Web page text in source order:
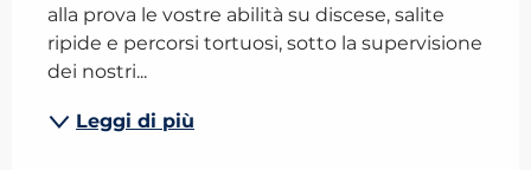
alla prova le vostre abilità su discese, salite
ripide e percorsi tortuosi, sotto la supervisione
dei nostri...
Leggi di più